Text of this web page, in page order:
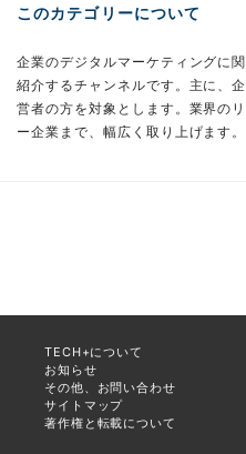
このカテゴリーについて
企業のデジタルマーケティングに
紹介するチャンネルです。主に、
営者の方を対象とします。業界の
ー企業まで、幅広く取り上げます。
TECH+について
お知らせ
その他、お問い合わせ
サイトマップ
著作権と転載について